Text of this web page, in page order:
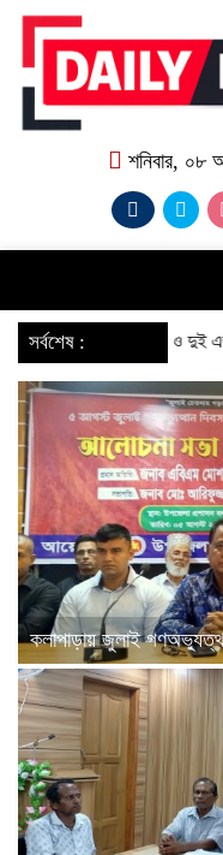
শনিবার, ০৮
‌ সর্বশেষ :
আরও দুই এজাহারভুক্ত আসামি
কলাপাড়ায় জুলাই